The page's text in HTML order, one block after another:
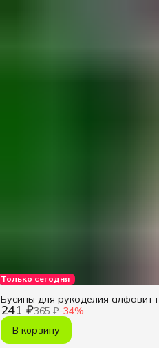
Только сегодня
241 ₽365 ₽−34%
Бусины для рукоделия алфавит
В корзину